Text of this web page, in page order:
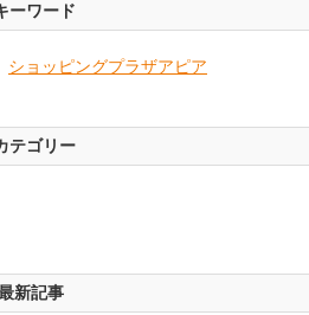
ーワード
ショッピングプラザアピア
テゴリー
新記事